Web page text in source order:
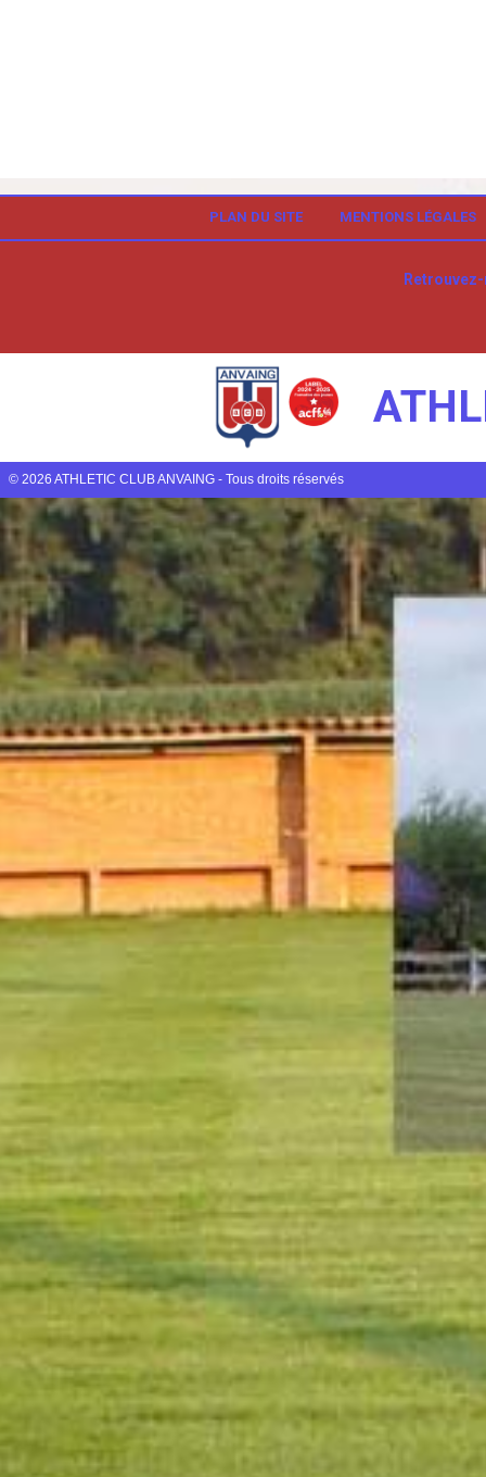
PLAN DU SITE MENTIONS LÉGALES
© 2026 ATHLETIC CLUB ANVAING - Tous droits réservés